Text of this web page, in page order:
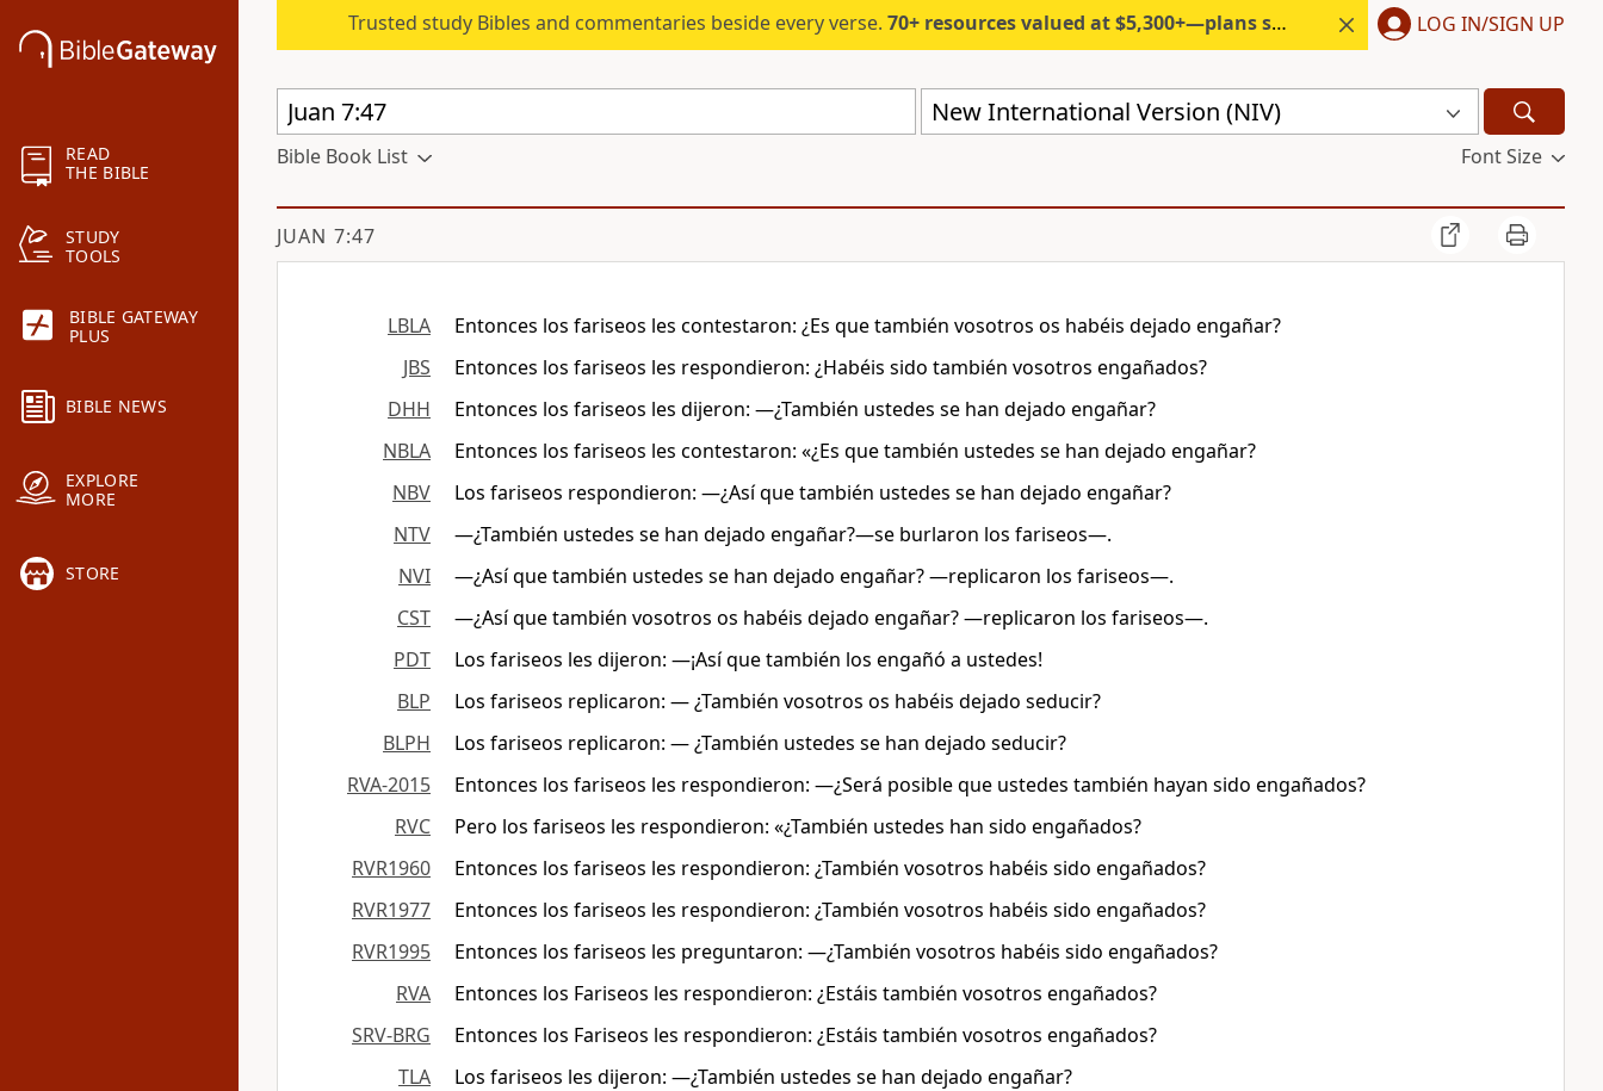
READ
THE BIBLE
STUDY
TOOLS
BIBLE GATEWAY
PLUS
BIBLE NEWS
EXPLORE
MORE
STORE
Trusted study Bibles and commentaries beside every verse. 70+ resources valued at $5,300+—plans start under $6/month. LOG IN/SIGN UP
New International Version (NIV)
Bible Book List Font Size
JUAN 7:47
LBLA
Entonces los fariseos les contestaron: ¿Es que también vosotros os habéis dejado engañar?
JBS
Entonces los fariseos les respondieron: ¿Habéis sido también vosotros engañados?
DHH
Entonces los fariseos les dijeron: —¿También ustedes se han dejado engañar?
NBLA
Entonces los fariseos les contestaron: «¿Es que también ustedes se han dejado engañar?
NBV
Los fariseos respondieron: ―¿Así que también ustedes se han dejado engañar?
NTV
—¿También ustedes se han dejado engañar?—se burlaron los fariseos—.
NVI
—¿Así que también ustedes se han dejado engañar? —replicaron los fariseos—.
CST
―¿Así que también vosotros os habéis dejado engañar? —replicaron los fariseos—.
PDT
Los fariseos les dijeron: —¡Así que también los engañó a ustedes!
BLP
Los fariseos replicaron: — ¿También vosotros os habéis dejado seducir?
BLPH
Los fariseos replicaron: — ¿También ustedes se han dejado seducir?
RVA-2015
Entonces los fariseos les respondieron: —¿Será posible que ustedes también hayan sido engañados?
RVC
Pero los fariseos les respondieron: «¿También ustedes han sido engañados?
RVR1960
Entonces los fariseos les respondieron: ¿También vosotros habéis sido engañados?
RVR1977
Entonces los fariseos les respondieron: ¿También vosotros habéis sido engañados?
RVR1995
Entonces los fariseos les preguntaron: —¿También vosotros habéis sido engañados?
RVA
Entonces los Fariseos les respondieron: ¿Estáis también vosotros engañados?
SRV-BRG
Entonces los Fariseos les respondieron: ¿Estáis también vosotros engañados?
TLA
Los fariseos les dijeron: —¿También ustedes se han dejado engañar?